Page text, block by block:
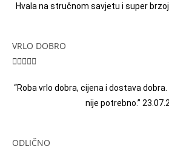
Hvala na stručnom savjetu i super
VRLO DOBRO

“Roba vrlo dobra, cijena i dostava
nije potrebno.”
ODLIČNO